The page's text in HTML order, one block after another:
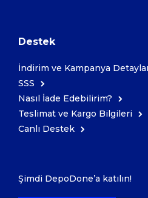
Destek
İndirim ve Kampanya
SSS
Nasıl İade Edebilirim?
Teslimat ve Kargo Bilgileri
Canlı Destek
Şimdi DepoDone’a katılın!